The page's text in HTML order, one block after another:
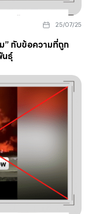
25/07/25
” กับข้อความที่ถูก
นธุ์